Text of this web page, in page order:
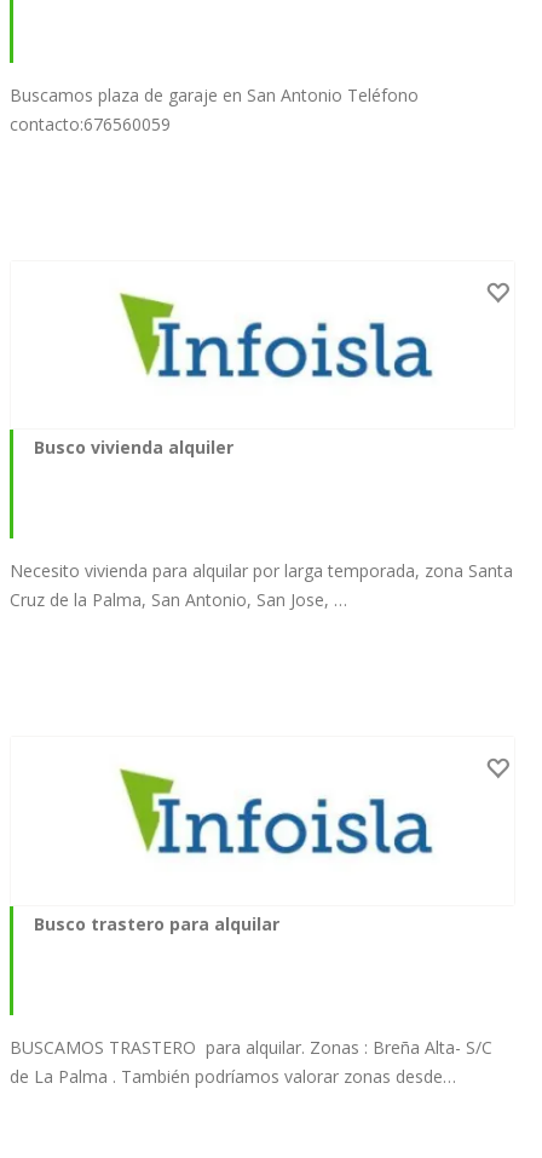
Buscamos plaza de garaje en San Antonio Teléfono
contacto:676560059
Busco vivienda alquiler
Necesito vivienda para alquilar por larga temporada, zona Santa
Cruz de la Palma, San Antonio, San Jose, …
Busco trastero para alquilar
BUSCAMOS TRASTERO para alquilar. Zonas : Breña Alta- S/C
de La Palma . También podríamos valorar zonas desde…